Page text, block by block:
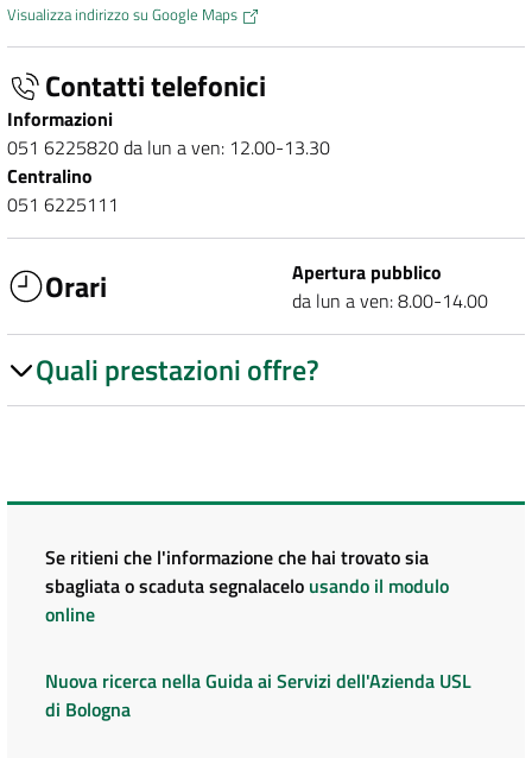
Visualizza indirizzo su Google Maps
Contatti telefonici
Informazioni
051 6225820 da lun a ven: 12.00-13.30
Centralino
051 6225111
Orari
Apertura pubblico
da lun a ven: 8.00-14.00
Quali prestazioni offre?
Se ritieni che l'informazione che hai trovato sia
sbagliata o scaduta segnalacelo usando il modulo
online
Nuova ricerca nella Guida ai Servizi dell'Azienda USL
di Bologna